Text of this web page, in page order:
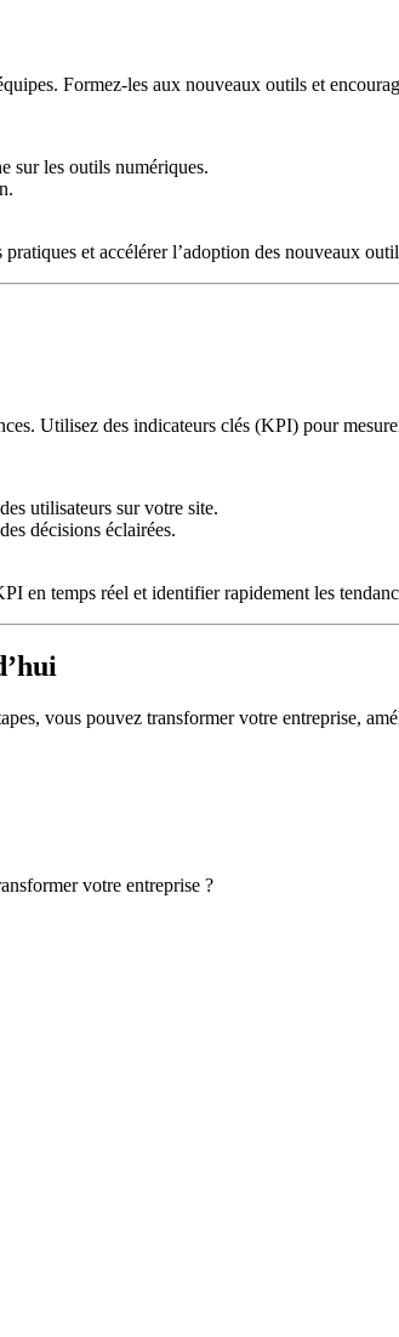
Formez-les aux nouveaux outils et
sur les outils numériques.
et accélérer l’adoption des nouveaux
Utilisez des indicateurs clés (KPI) pour
utilisateurs sur votre site.
décisions éclairées.
en temps réel et identifier rapidement les
vous pouvez transformer votre entreprise,
votre entreprise ?